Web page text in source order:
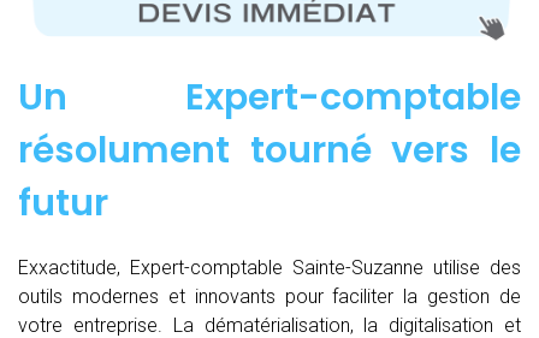
Un Expert-comptable
résolument tourné vers le
futur
Exxactitude, Expert-comptable Sainte-Suzanne utilise des
outils modernes et innovants pour faciliter la gestion de
votre entreprise. La dématérialisation, la digitalisation et